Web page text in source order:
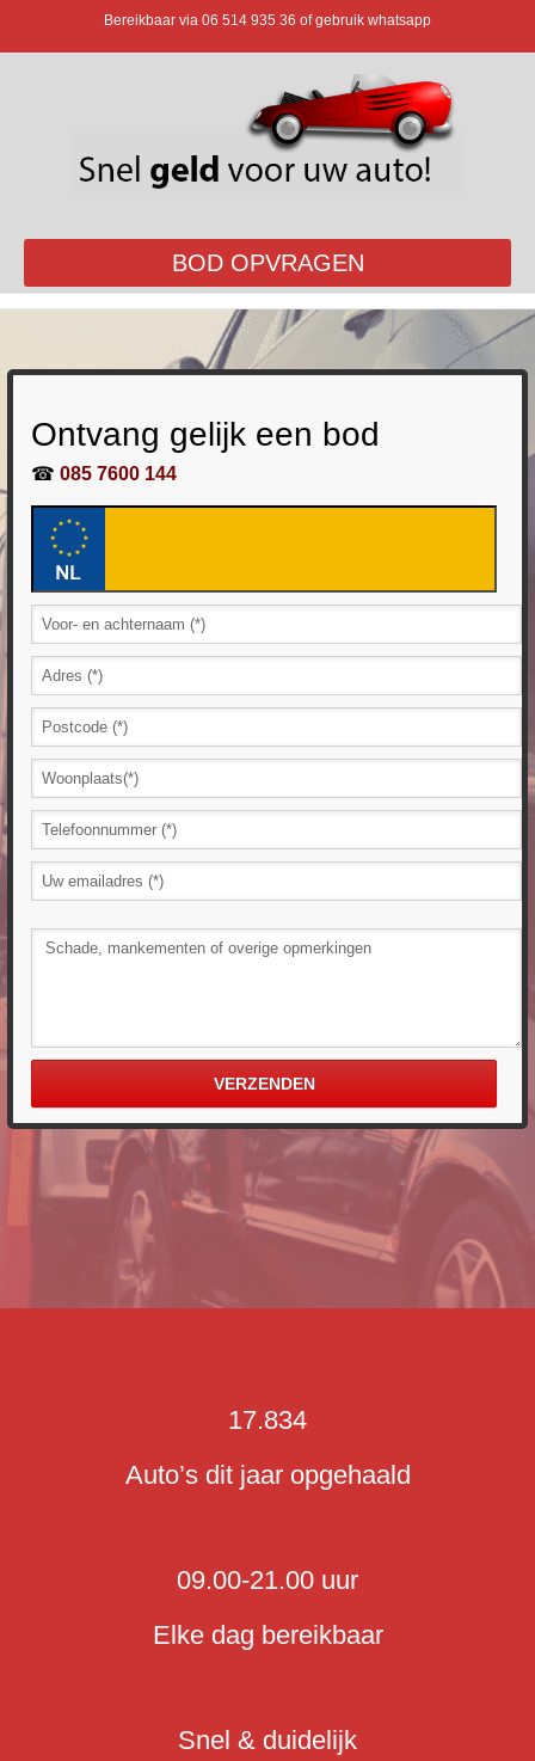
Bereikbaar via 06 514 935 36 of gebruik whatsapp
BOD OPVRAGEN
Ontvang gelijk een bod
☎ 085 7600 144
17.834
Auto’s dit jaar opgehaald
09.00-21.00 uur
Elke dag bereikbaar
Snel & duidelijk